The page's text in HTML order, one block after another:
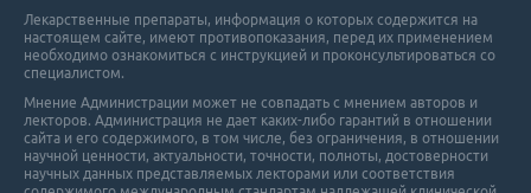
Лекарственные препараты, информация о которых содержится на
настоящем сайте, имеют противопоказания, перед их применением
необходимо ознакомиться с инструкцией и проконсультироваться со
специалистом.
Мнение Администрации может не совпадать с мнением авторов и
лекторов. Администрация не дает каких-либо гарантий в отношении
cайта и его cодержимого, в том числе, без ограничения, в отношении
научной ценности, актуальности, точности, полноты, достоверности
научных данных представляемых лекторами или соответствия